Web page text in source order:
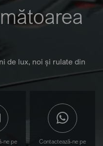
de lux, noi și rulate din
ne pe Contactează-ne pe